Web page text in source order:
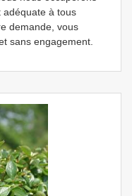
adéquate à tous
demande, vous
sans engagement.